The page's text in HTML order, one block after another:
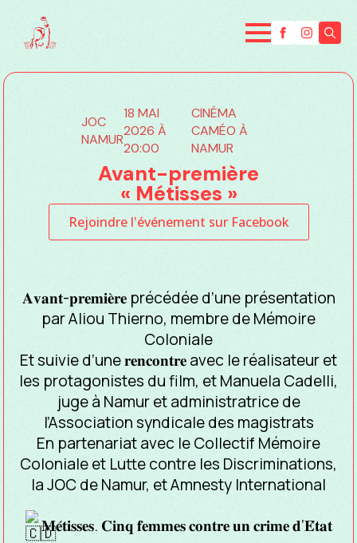
for:
JOC
NAMUR
18 MAI
2026 À
20:00
CINÉMA
CAMÉO À
NAMUR
Avant-première
« Métisses »
Rejoindre l'événement sur Facebook
𝐀𝐯𝐚𝐧𝐭-𝐩𝐫𝐞𝐦𝐢𝐞̀𝐫𝐞 précédée d’une présentation
par Aliou Thierno, membre de Mémoire
Coloniale
Et suivie d’une 𝐫𝐞𝐧𝐜𝐨𝐧𝐭𝐫𝐞 avec le réalisateur et
les protagonistes du film, et Manuela Cadelli,
juge à Namur et administratrice de
l’Association syndicale des magistrats
En partenariat avec le Collectif Mémoire
Coloniale et Lutte contre les Discriminations,
la JOC de Namur, et Amnesty International
𝐌𝐞́𝐭𝐢𝐬𝐬𝐞𝐬. 𝐂𝐢𝐧𝐪 𝐟𝐞𝐦𝐦𝐞𝐬 𝐜𝐨𝐧𝐭𝐫𝐞 𝐮𝐧 𝐜𝐫𝐢𝐦𝐞 𝐝’𝐄́𝐭𝐚𝐭